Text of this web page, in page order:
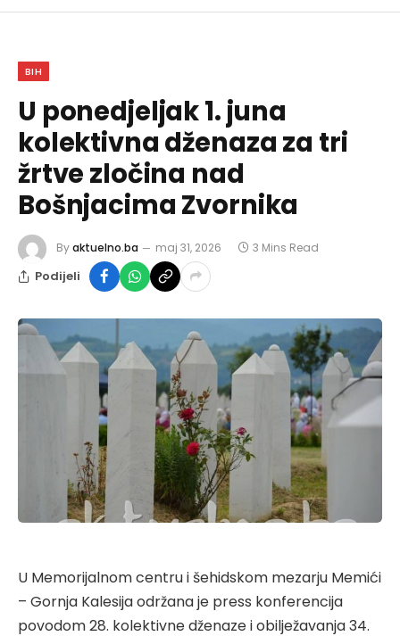
BIH
U ponedjeljak 1. juna
kolektivna dženaza za tri
žrtve zločina nad
Bošnjacima Zvornika
Byaktuelno.ba maj 31, 2026 3 Mins Read
Podijeli
U Memorijalnom centru i šehidskom mezarju Memići
– Gornja Kalesija održana je press konferencija
povodom 28. kolektivne dženaze i obilježavanja 34.